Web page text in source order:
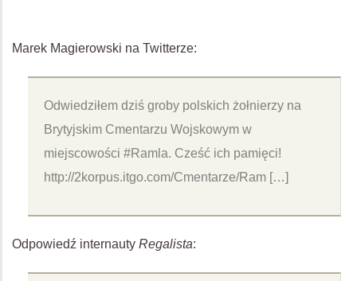
Marek Magierowski na Twitterze:
Odwiedziłem dziś groby polskich żołnierzy na
Brytyjskim Cmentarzu Wojskowym w
miejscowości #Ramla. Cześć ich pamięci!
http://2korpus.itgo.com/Cmentarze/Ram […]
Odpowiedź internauty Regalista: